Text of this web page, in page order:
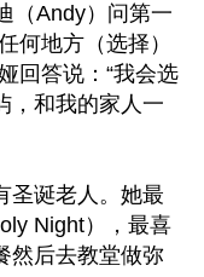
（Andy）问第一
何地方（选择）
回答说：“我会选
，和我的家人一
圣诞老人。她最
Night），最喜
然后去教堂做弥